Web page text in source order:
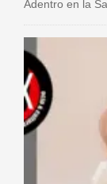
Adentro en la